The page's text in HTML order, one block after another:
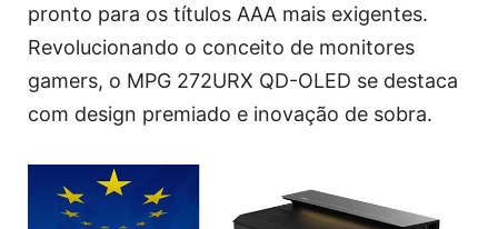
pronto para os títulos AAA mais exigentes.
Revolucionando o conceito de monitores
gamers, o MPG 272URX QD-OLED se destaca
com design premiado e inovação de sobra.